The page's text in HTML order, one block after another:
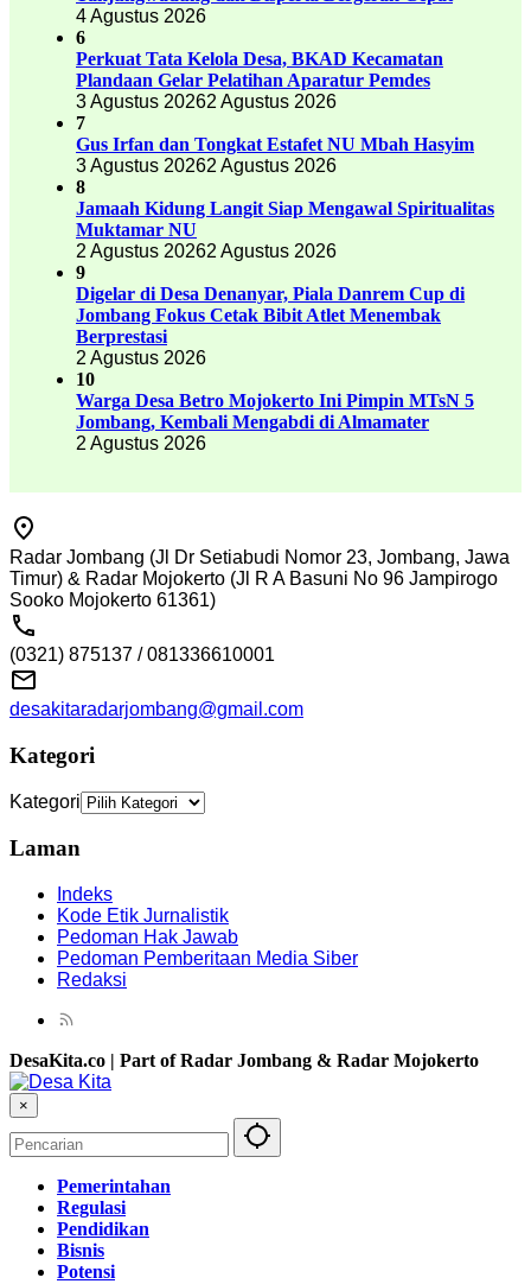
4 Agustus 2026
6
Perkuat Tata Kelola Desa, BKAD Kecamatan
Plandaan Gelar Pelatihan Aparatur Pemdes
3 Agustus 20262 Agustus 2026
7
Gus Irfan dan Tongkat Estafet NU Mbah Hasyim
3 Agustus 20262 Agustus 2026
8
Jamaah Kidung Langit Siap Mengawal Spiritualitas
Muktamar NU
2 Agustus 20262 Agustus 2026
9
Digelar di Desa Denanyar, Piala Danrem Cup di
Jombang Fokus Cetak Bibit Atlet Menembak
Berprestasi
2 Agustus 2026
10
Warga Desa Betro Mojokerto Ini Pimpin MTsN 5
Jombang, Kembali Mengabdi di Almamater
2 Agustus 2026
Radar Jombang (Jl Dr Setiabudi Nomor 23, Jombang, Jawa
Timur) & Radar Mojokerto (Jl R A Basuni No 96 Jampirogo
Sooko Mojokerto 61361)
(0321) 875137 / 081336610001
desakitaradarjombang@gmail.com
Kategori
Kategori
Laman
Indeks
Kode Etik Jurnalistik
Pedoman Hak Jawab
Pedoman Pemberitaan Media Siber
Redaksi
DesaKita.co | Part of Radar Jombang & Radar Mojokerto
×
Pemerintahan
Regulasi
Pendidikan
Bisnis
Potensi